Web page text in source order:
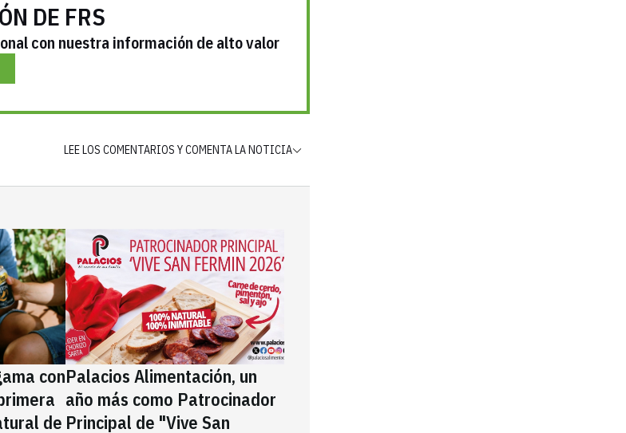
DE FRS
con nuestra información de alto valor
LEE LOS COMENTARIOS Y COMENTA LA NOTICIA
con
de
Palacios Alimentación, un
año más como Patrocinador
Principal de "Vive San